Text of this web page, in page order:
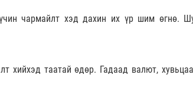
чармайлт хэд дахин их үр шим өгнө.
хийхэд таатай өдөр. Гадаад валют,